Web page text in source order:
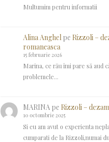
Multumim pentru informatii
Alina Anghelpe Rizzoli –
romaneasca
15 februarie 2026
Marina, ce rău îmi pare să aud
problemele...
MARINApe Rizzoli –
10 octombrie 2025
Si eu am avut o experienta
cumparati de la Rizzoli,numai